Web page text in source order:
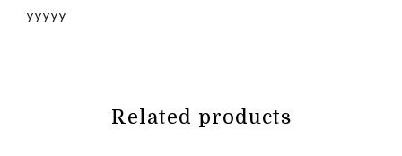
yyyyy
Related products